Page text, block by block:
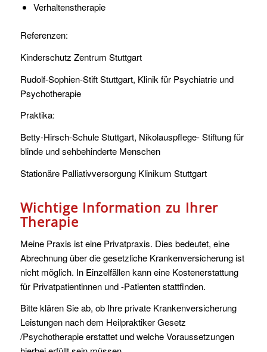
Verhaltenstherapie
Referenzen:
Kinderschutz Zentrum Stuttgart
Rudolf-Sophien-Stift Stuttgart, Klinik für Psychiatrie und
Psychotherapie
Praktika:
Betty-Hirsch-Schule Stuttgart, Nikolauspflege- Stiftung für
blinde und sehbehinderte Menschen
Stationäre Palliativversorgung Klinikum Stuttgart
Wichtige Information zu Ihrer
Therapie
Meine Praxis ist eine Privatpraxis. Dies bedeutet, eine
Abrechnung über die gesetzliche Krankenversicherung ist
nicht möglich. In Einzelfällen kann eine Kostenerstattung
für Privatpatientinnen und -Patienten stattfinden.
Bitte klären Sie ab, ob Ihre private Krankenversicherung
Leistungen nach dem Heilpraktiker Gesetz
/Psychotherapie erstattet und welche Voraussetzungen